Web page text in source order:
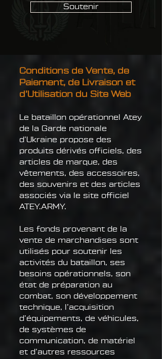
Soutenir
Conditions de Vente, de
Paiement, de Livraison et
d’Utilisation du Site Web
Le bataillon opérationnel Atey
de la Garde nationale
d’Ukraine propose des
produits dérivés officiels, des
articles de marque, des
vêtements, des accessoires,
des souvenirs et des articles
associés via le site officiel
ATEY.ARMY.
Les fonds provenant de la
vente de marchandises sont
utilisés pour soutenir les
activités du bataillon, ses
besoins opérationnels, son
état de préparation au
combat, son développement
technique, l’acquisition
d’équipements, de véhicules,
de systèmes de
communication, de matériel
et d’autres ressources